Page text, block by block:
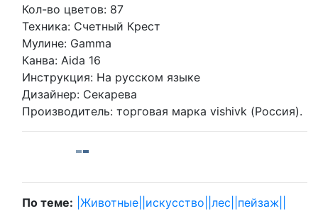
Кол-во цветов: 87
Техника: Счетный Крест
Мулине: Gamma
Канва: Aida 16
Инструкция: На русском языке
Дизайнер: Секарева
Производитель: торговая марка vishivk (Россия).
По теме: |Животные| |искусство| |лес| |пейзаж|